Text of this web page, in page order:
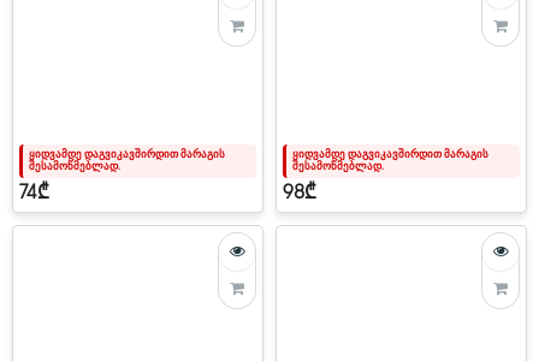
ყიდვამდე დაგვიკავშირდით მარაგის
შესამოწმებლად.
74₾
ყიდვამდე დაგვიკავშირდით მარაგის
შესამოწმებლად.
98₾